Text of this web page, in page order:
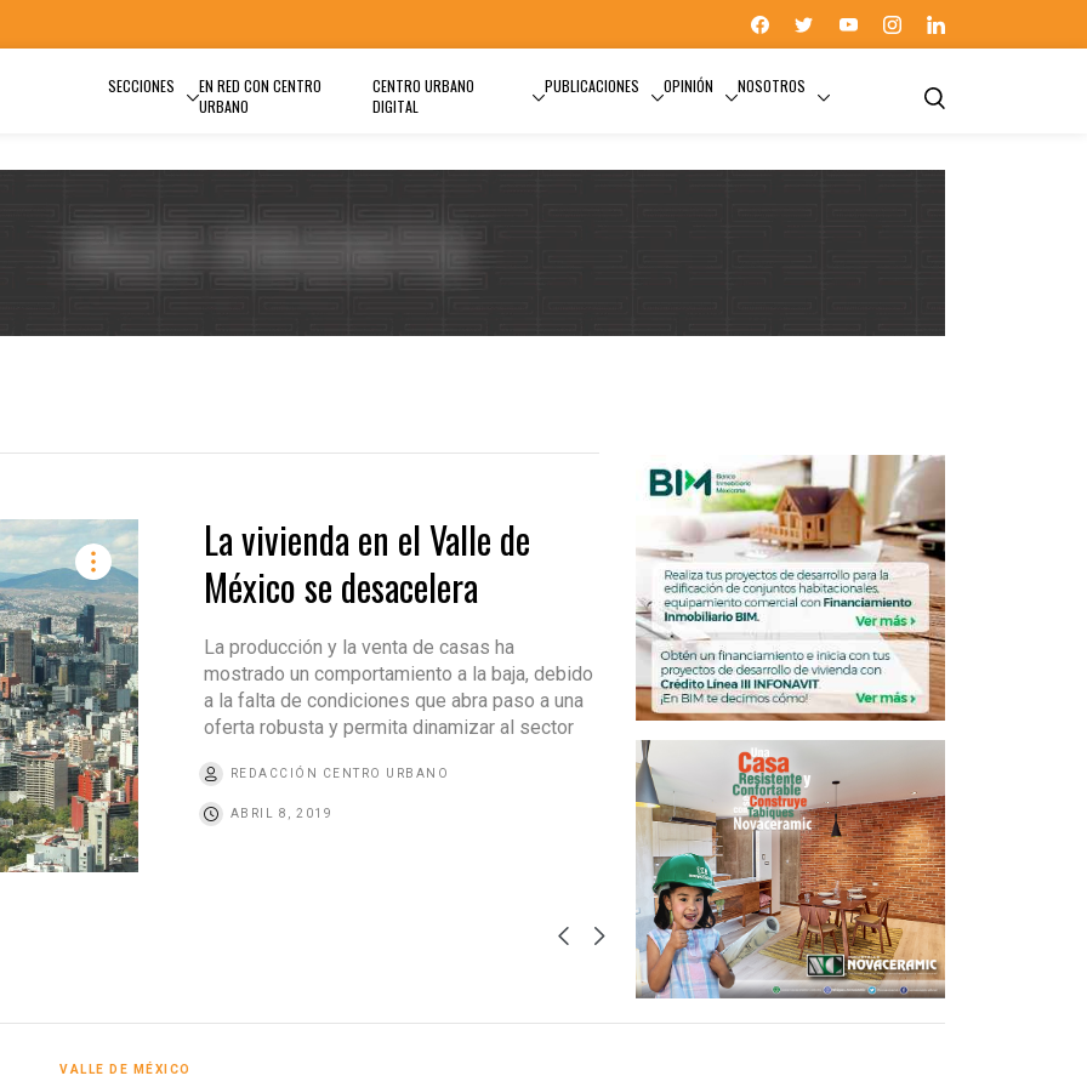
SECCIONES
EN RED CON CENTRO
URBANO
CENTRO URBANO
DIGITAL
PUBLICACIONES OPINIÓN NOSOTROS
La vivienda en el Valle de
México se desacelera
La producción y la venta de casas ha
mostrado un comportamiento a la baja, debido
a la falta de condiciones que abra paso a una
oferta robusta y permita dinamizar al sector
REDACCIÓN CENTRO URBANO
ABRIL 8, 2019
VALLE DE MÉXICO
VALLE DE MÉXICO